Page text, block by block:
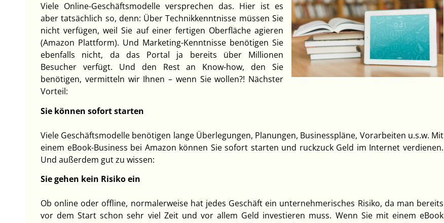
Viele Online-Geschäftsmodelle versprechen das. Hier ist es
aber tatsächlich so, denn: Über Technikkenntnisse müssen Sie
nicht verfügen, weil Sie auf einer fertigen Oberfläche agieren
(Amazon Plattform). Und Marketing-Kenntnisse benötigen Sie
ebenfalls nicht, da das Portal ja bereits über Millionen
Besucher verfügt. Und den Rest an Know-how, den Sie
benötigen, vermitteln wir Ihnen – wenn Sie wollen?! Nächster
Vorteil:
Sie können sofort starten
Viele Geschäftsmodelle benötigen lange Überlegungen, Planungen, Businesspläne, Vorarbeiten u.s.w. Mit
einem eBook-Business bei Amazon können Sie sofort starten und ruckzuck Geld im Internet verdienen.
Und außerdem gut zu wissen:
Sie gehen kein Risiko ein
Ob online oder offline, normalerweise hat jedes Geschäft ein unternehmerisches Risiko, da man bereits
vor dem Start schon sehr viel Zeit und vor allem Geld investieren muss. Wenn Sie mit einem eBook